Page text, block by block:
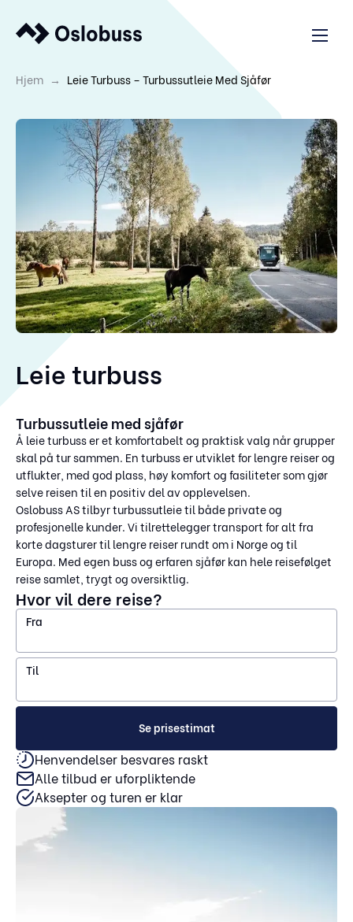
Hjem → Leie Turbuss – Turbussutleie Med Sjåfør
Leie turbuss
Turbussutleie med sjåfør
Å leie turbuss er et komfortabelt og praktisk valg når grupper
skal på tur sammen. En turbuss er utviklet for lengre reiser og
utflukter, med god plass, høy komfort og fasiliteter som gjør
selve reisen til en positiv del av opplevelsen.
Oslobuss AS tilbyr turbussutleie til både private og
profesjonelle kunder. Vi tilrettelegger transport for alt fra
korte dagsturer til lengre reiser rundt om i Norge og til
Europa. Med egen buss og erfaren sjåfør kan hele reisefølget
reise samlet, trygt og oversiktlig.
Hvor vil dere reise?
Fra
Til
Se prisestimat
Henvendelser besvares raskt
Alle tilbud er uforpliktende
Aksepter og turen er klar